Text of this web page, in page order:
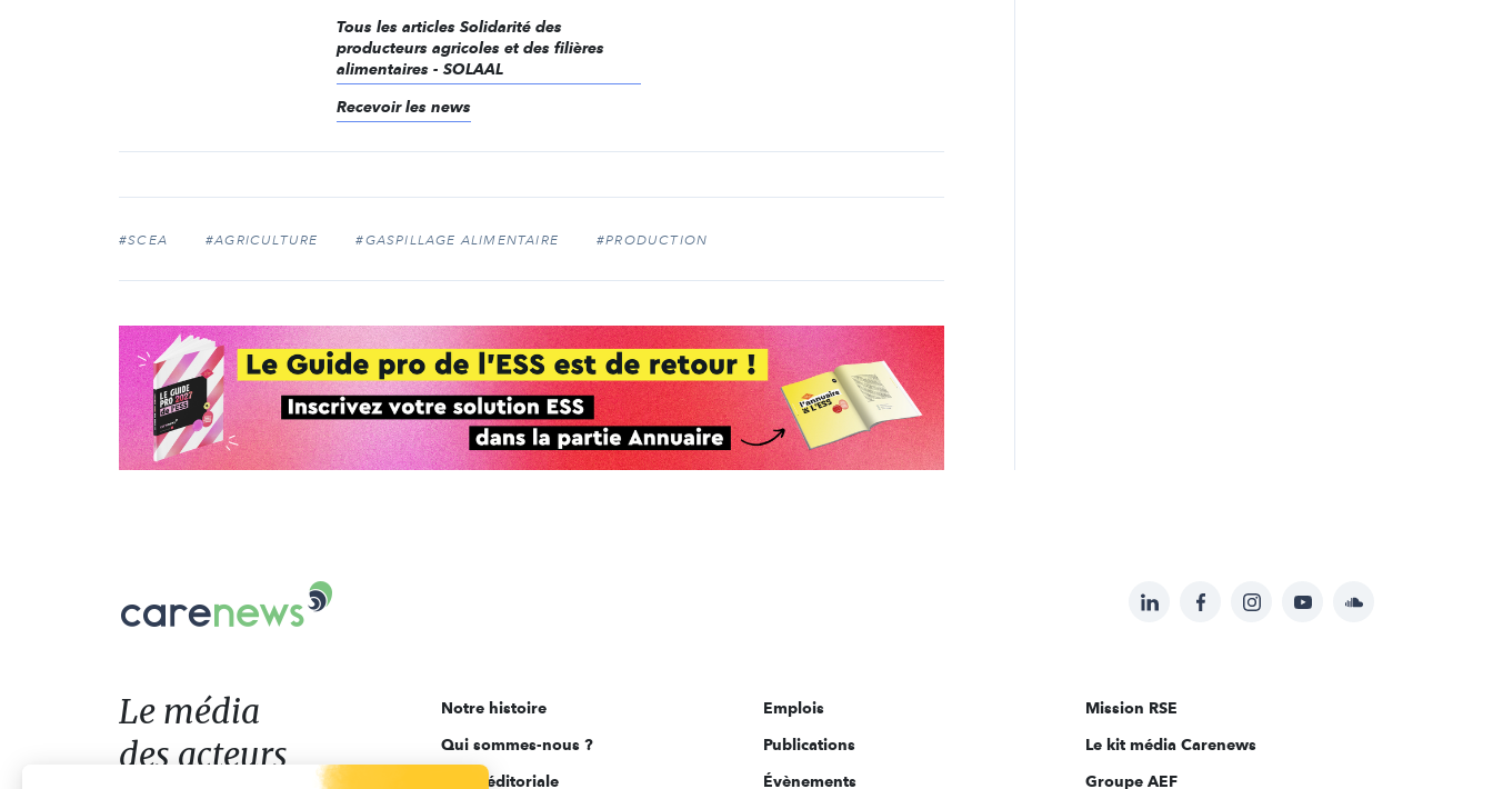
Tous les articles Solidarité des
producteurs agricoles et des filières
alimentaires - SOLAAL
Recevoir les news
#SCEA #AGRICULTURE #GASPILLAGE ALIMENTAIRE #PRODUCTION
Suivez-
sur:
LinkedInFacebookInstagramYouTubeSoundcloud
Le
acteurs
de
l'engagement
Le média
des acteurs
Notre histoire
Qui sommes-nous ?
Ligne éditoriale
Emplois
Publications
Évènements
Mission RSE
Le kit média Carenews
Groupe AEF